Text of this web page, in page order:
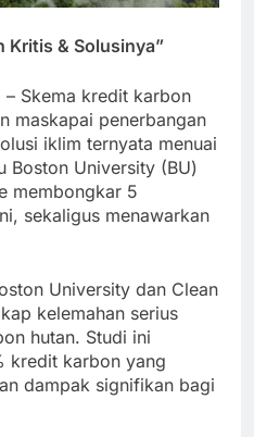
Kritis & Solusinya”
– Skema kredit karbon
maskapai penerbangan
iklim ternyata menuai
Boston University (BU)
membongkar 5
sekaligus menawarkan
University dan Clean
kelemahan serius
hutan. Studi ini
kredit karbon yang
dampak signifikan bagi